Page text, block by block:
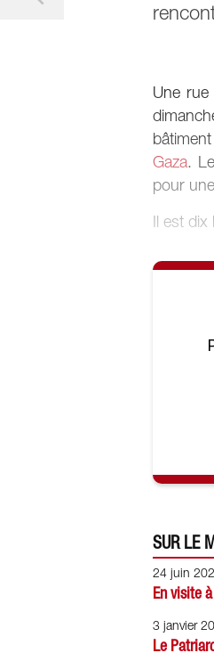
Une rue
Gaza.
pour
Il est
SUR LE
24 juin
En visite
3 janvier
Le